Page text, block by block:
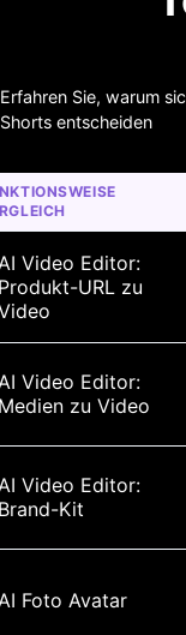
Erfahren Sie, warum
Shorts entscheiden
Video Editor:
URL zu
Video Editor:
zu Video
Video Editor:
Kit
Foto Avatar